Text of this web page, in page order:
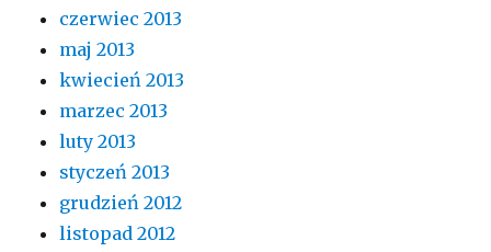
czerwiec 2013
maj 2013
kwiecień 2013
marzec 2013
luty 2013
styczeń 2013
grudzień 2012
listopad 2012